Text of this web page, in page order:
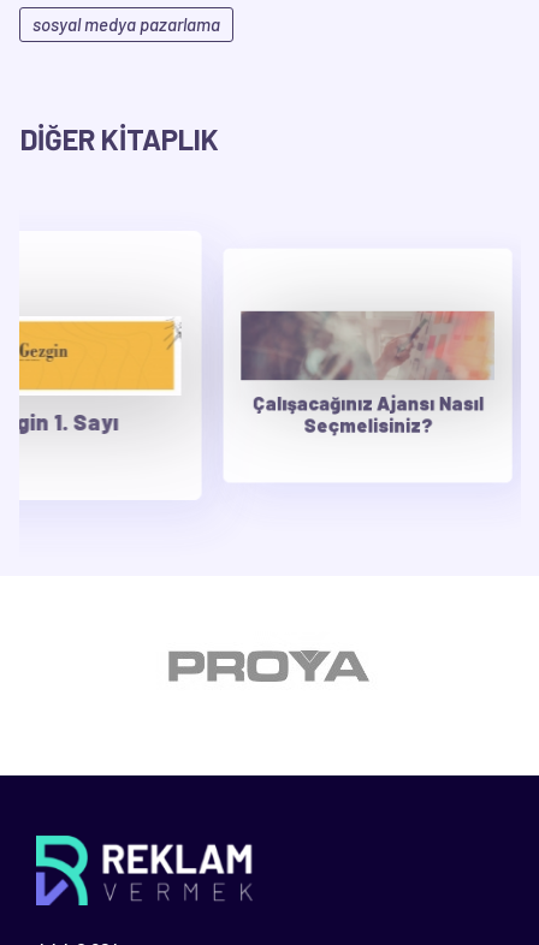
sosyal medya pazarlama
DİĞER KİTAPLIK
Çalışacağınız Ajansı Nasıl
Seçmelisiniz?